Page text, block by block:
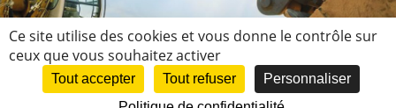
UNE QUESTION, UN PROJET ?
Nous intervenons dans la Manche,
en Normandie et dans toute la France.
Ce site utilise des cookies et vous donne le contrôle sur
ceux que vous souhaitez activer
Tout accepter Tout refuser
Personnaliser